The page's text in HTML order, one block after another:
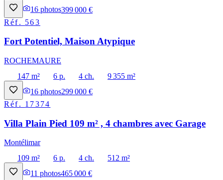
16 photos399 000 €
Réf. 563
Fort Potentiel, Maison Atypique
ROCHEMAURE
147 m²
6 p. 4 ch.
9 355 m²
16 photos299 000 €
Réf. 17374
Villa Plain Pied 109 m² , 4 chambres avec Garage
Montélimar
109 m²
6 p. 4 ch.
512 m²
11 photos465 000 €